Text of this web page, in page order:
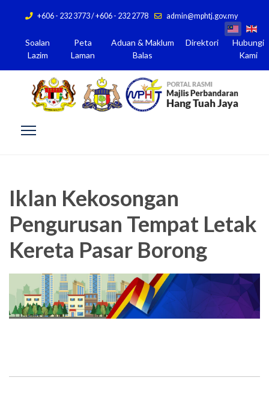
+606 - 232 3773 / +606 - 232 2778 admin@mphtj.gov.my
Soalan
Lazim
Peta
Laman
Aduan & Maklum
Balas
Direktori
Hubungi
Kami
Iklan Kekosongan
Pengurusan Tempat Letak
Kereta Pasar Borong